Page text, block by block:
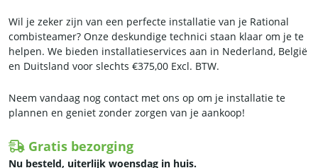
Wil je zeker zijn van een perfecte installatie van je Rational
combisteamer? Onze deskundige technici staan klaar om je te
helpen. We bieden installatieservices aan in Nederland, België
en Duitsland voor slechts €375,00 Excl. BTW.
Neem vandaag nog contact met ons op om je installatie te
plannen en geniet zonder zorgen van je aankoop!
Gratis bezorging
Nu besteld, uiterlijk woensdag in huis.